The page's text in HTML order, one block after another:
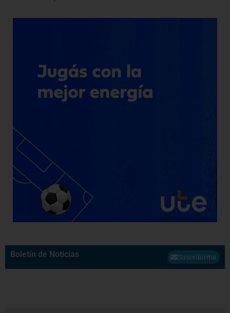
Boletín de Noticias Suscribirme